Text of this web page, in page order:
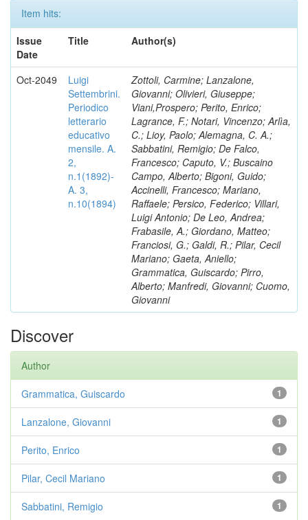
Item hits:
Issue
Date
Title Author(s)
Oct-2049
Luigi
Settembrini.
Periodico
letterario
educativo
mensile. A.
2,
n.1(1892)-
A. 3,
n.10(1894)
Zottoli, Carmine; Lanzalone,
Giovanni; Olivieri, Giuseppe;
Viani,Prospero; Perito, Enrico;
Lagrance, F.; Notari, Vincenzo; Arlìa,
C.; Lioy, Paolo; Alemagna, C. A.;
Sabbatini, Remigio; De Falco,
Francesco; Caputo, V.; Buscaino
Campo, Alberto; Bigoni, Guido;
Accinelli, Francesco; Mariano,
Raffaele; Persico, Federico; Villari,
Luigi Antonio; De Leo, Andrea;
Frabasile, A.; Giordano, Matteo;
Franciosi, G.; Galdi, R.; Pilar, Cecil
Mariano; Gaeta, Aniello;
Grammatica, Guiscardo; Pirro,
Alberto; Manfredi, Giovanni; Cuomo,
Giovanni
Discover
Author
1
Grammatica, Guiscardo
1
Lanzalone, Giovanni
1
Perito, Enrico
1
Pilar, Cecil Mariano
1
Sabbatini, Remigio